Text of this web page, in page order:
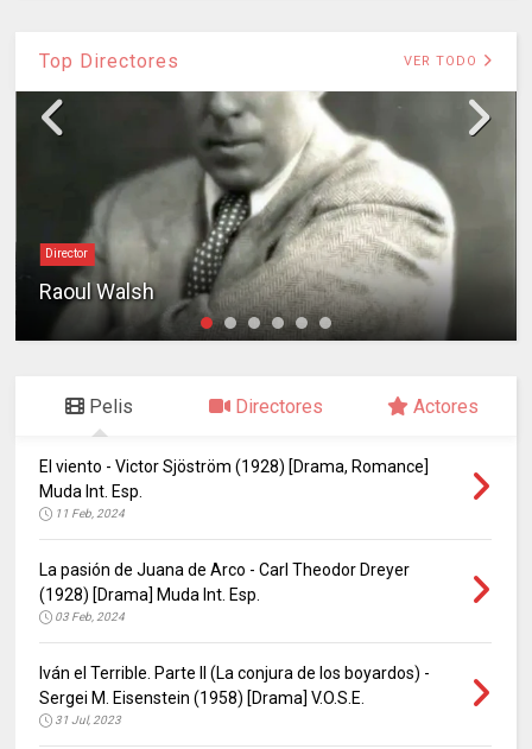
Top Directores VER TODO
Director
Raoul Walsh
Pelis Directores Actores
El viento - Victor Sjöström (1928) [Drama, Romance]
Muda Int. Esp.
11 Feb, 2024
La pasión de Juana de Arco - Carl Theodor Dreyer
(1928) [Drama] Muda Int. Esp.
03 Feb, 2024
Iván el Terrible. Parte II (La conjura de los boyardos) -
Sergei M. Eisenstein (1958) [Drama] V.O.S.E.
31 Jul, 2023